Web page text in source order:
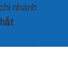
nhánh